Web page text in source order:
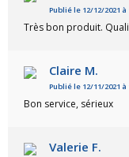
Publié le 12/12/2021 à
Très bon produit.
Claire M.
Publié le 12/11/2021 à
Bon service, sérieux
Valerie F.